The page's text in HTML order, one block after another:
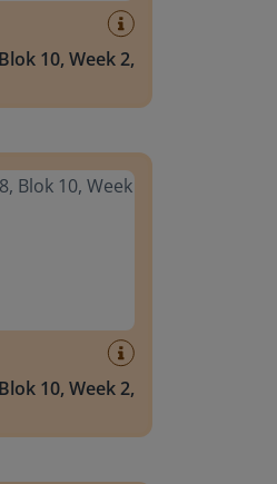
10, Week 2,
10, Week 2,